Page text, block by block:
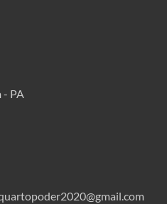
- PA